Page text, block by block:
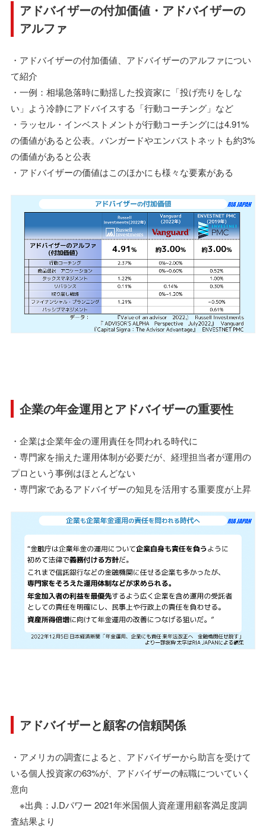
アドバイザーの付加価値・アドバイザーの
アルファ
・アドバイザーの付加価値、アドバイザーのアルファについ
て紹介
・一例：相場急落時に動揺した投資家に「投げ売りをしな
い」よう冷静にアドバイスする「行動コーチング」など
・ラッセル・インベストメントが行動コーチングには4.91%
の価値があると公表。バンガードやエンバストネットも約3%
の価値があると公表
・アドバイザーの価値はこのほかにも様々な要素がある
企業の年金運用とアドバイザーの重要性
・企業は企業年金の運用責任を問われる時代に
・専門家を揃えた運用体制が必要だが、経理担当者が運用の
プロという事例はほとんどない
・専門家であるアドバイザーの知見を活用する重要度が上昇
アドバイザーと顧客の信頼関係
・アメリカの調査によると、アドバイザーから助言を受けて
いる個人投資家の63%が、アドバイザーの転職についていく
意向
※出典：J.Dパワー 2021年米国個人資産運用顧客満足度調
査結果より